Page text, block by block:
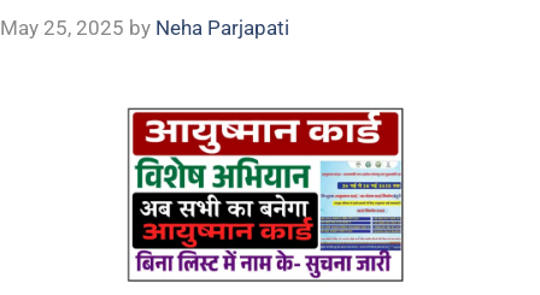
May 25, 2025 by Neha Parjapati